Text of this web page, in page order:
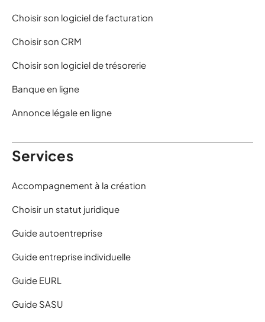
Choisir son logiciel de facturation
Choisir son CRM
Choisir son logiciel de trésorerie
Banque en ligne
Annonce légale en ligne
Services
Accompagnement à la création
Choisir un statut juridique
Guide autoentreprise
Guide entreprise individuelle
Guide EURL
Guide SASU